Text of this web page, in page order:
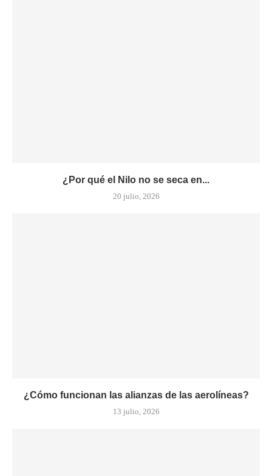
¿Por qué el Nilo no se seca en...
20 julio, 2026
¿Cómo funcionan las alianzas de las aerolíneas?
13 julio, 2026